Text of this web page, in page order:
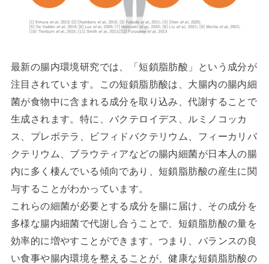
最新の腸内環境研究では、「短鎖脂肪酸」という成分が
注目されています。この短鎖脂肪酸は、大腸内の腸内細
菌が食物中に含まれる成分を取り込み、代謝することで
生成されます。特に、バクテロイデス、ルミノコッカ
ス、プレボテラ、ビフィドバクテリウム、フィーカリバ
クテリウム、ブラウティアなどの腸内細菌が日本人の腸
内に多く棲んでいる傾向であり、短鎖脂肪酸の産生に関
与することがわかっています。
これらの細菌が必要とする成分を腸に届け、その成分を
多様な腸内細菌で代謝し合うことで、短鎖脂肪酸の量を
効率的に増やすことができます。つまり、バランスの良
い食事や腸内環境を整えることが、健康な短鎖脂肪酸の